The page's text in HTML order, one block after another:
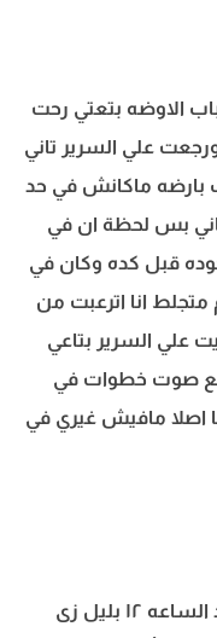
الاوضه بتعتي رحت
علي السرير تاني
بارضه ماكانش في حد
بس لحظة ان في
قبل كده وكان في
انا اترعبت من
علي السرير بتاعي
صوت خطوات في
اصلا مافيش غيري في
كل الحاجات دى كانت بتحصل بعد الساعه ١٢ بليل زى